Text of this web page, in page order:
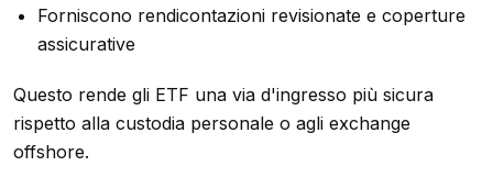
Forniscono rendicontazioni revisionate e coperture
assicurative
Questo rende gli ETF una via d'ingresso più sicura
rispetto alla custodia personale o agli exchange
offshore.